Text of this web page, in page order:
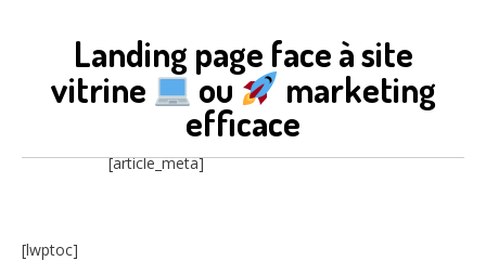
Landing page face à site
vitrine
ou marketing
efficace
[article_meta]
[lwptoc]